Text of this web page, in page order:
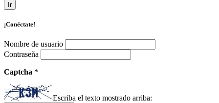
Ir
¡Conéctate!
Nombre de usuario
Contraseña
Captcha *
Escriba el texto mostrado arriba: